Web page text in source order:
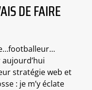
DE FAIRE
stratégie web et
: je m’y éclate